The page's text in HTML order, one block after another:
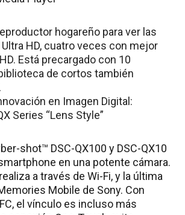
hogareño para ver las
HD, cuatro veces con mejor
Está precargado con 10
de cortos también
en Imagen Digital:
Series “Lens Style”
shot™ DSC-QX100 y DSC-QX10
en una potente cámara.
a través de Wi-Fi, y la última
Mobile de Sony. Con
el vínculo es incluso más